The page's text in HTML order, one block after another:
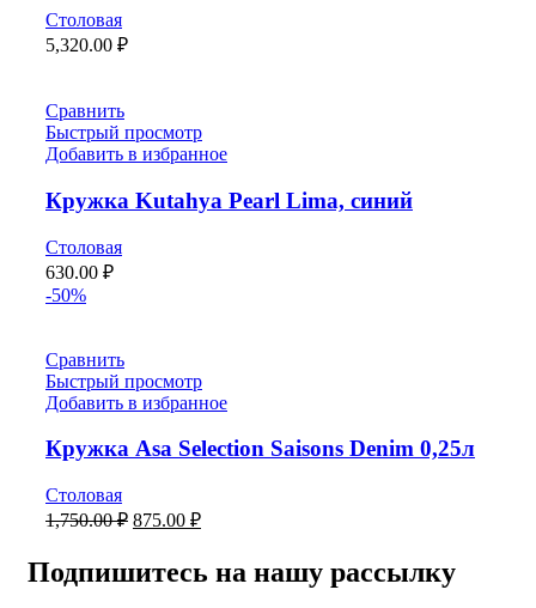
Столовая
5,320.00 ₽
Сравнить
Быстрый просмотр
Добавить в избранное
Кружка Kutahya Pearl Lima, синий
Столовая
630.00 ₽
-50%
Сравнить
Быстрый просмотр
Добавить в избранное
Кружка Asa Selection Saisons Denim 0,25л
Столовая
1,750.00₽ 875.00 ₽
Подпишитесь на нашу рассылку